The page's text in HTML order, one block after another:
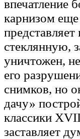
впечатление
карнизом еще
стеклянную,
уничтожен,
его
снимков, но
дачу»
классики
заставляет